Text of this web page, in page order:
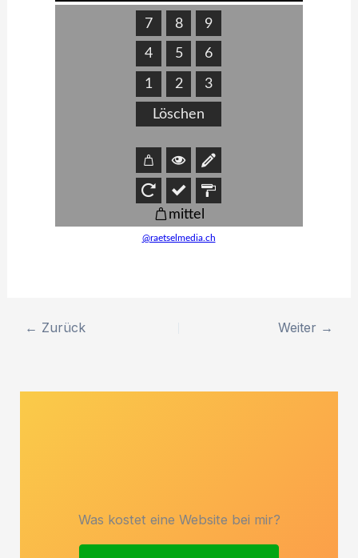
← Zurück Weiter →
Was kostet eine Website bei mir?